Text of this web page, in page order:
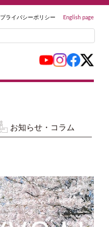
プライバシーポリシー English page
お知らせ・コラム